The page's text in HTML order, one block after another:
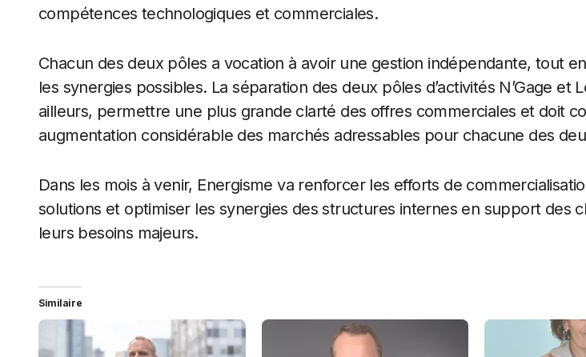
compétences technologiques et commerciales.
Chacun des deux pôles a vocation à avoir une gestion indépendante, tout
les synergies possibles. La séparation des deux pôles d’activités N’Gage et
ailleurs, permettre une plus grande clarté des offres commerciales et doit
augmentation considérable des marchés adressables pour chacune des
Dans les mois à venir, Energisme va renforcer les efforts de
solutions et optimiser les synergies des structures internes en support des
leurs besoins majeurs.
Similaire